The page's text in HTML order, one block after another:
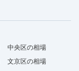
中央区の相場
文京区の相場